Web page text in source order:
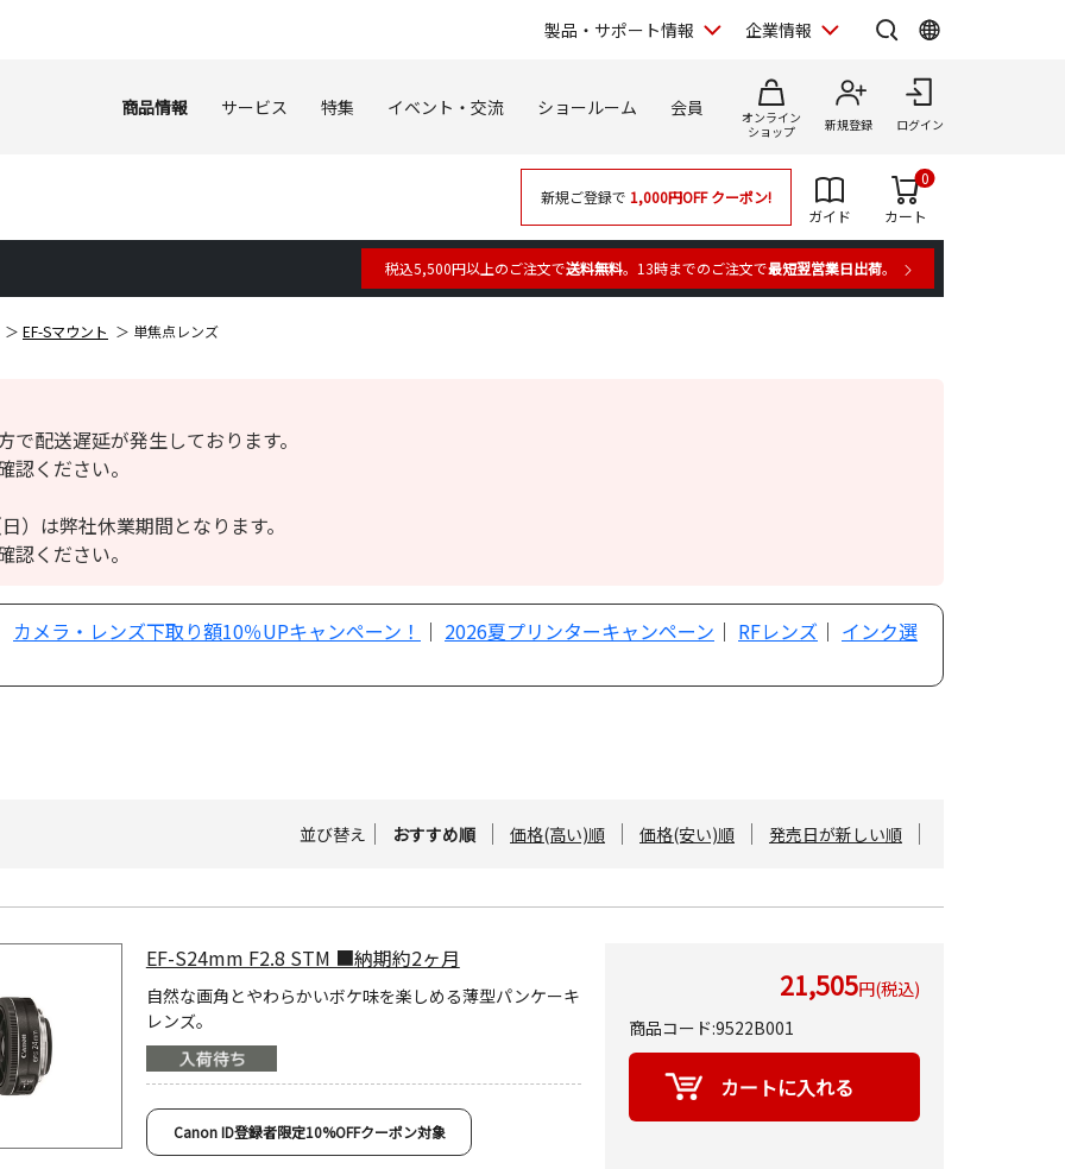
製品・サポート情報 企業情報
商品情報 サービス 特集 イベント・交流 ショールーム 会員
オンライン
ショップ
新規登録 ログイン
新規ご登録で 1,000円OFFクーポン!
ガイド
カート
0
税込5,500円以上のご注文で送料無料。13時までのご注文で最短翌営業日出荷。
EF-Sマウント 単焦点レンズ
配送遅延が発生しております。
認ください。
）は弊社休業期間となります。
認ください。
カメラ・レンズ下取り額10％UPキャンペーン！ ｜ 2026夏プリンターキャンペーン ｜ RFレンズ ｜ インク選
並び替え おすすめ順 価格(高い)順 価格(安い)順 発売日が新しい順
EF-S24mm F2.8 STM ■納期約2ヶ月
自然な画角とやわらかいボケ味を楽しめる薄型パンケーキ
レンズ。
Canon ID登録者限定10%OFFクーポン対象
21,505円(税込)
商品コード:9522B001